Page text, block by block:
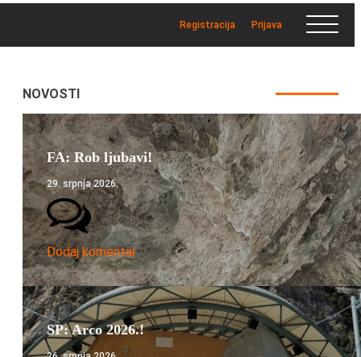
Registracija Prijava
NOVOSTI
FA: Rob ljubavi!
29. srpnja 2026.
Dodaj komentar
SP: Arco 2026.!